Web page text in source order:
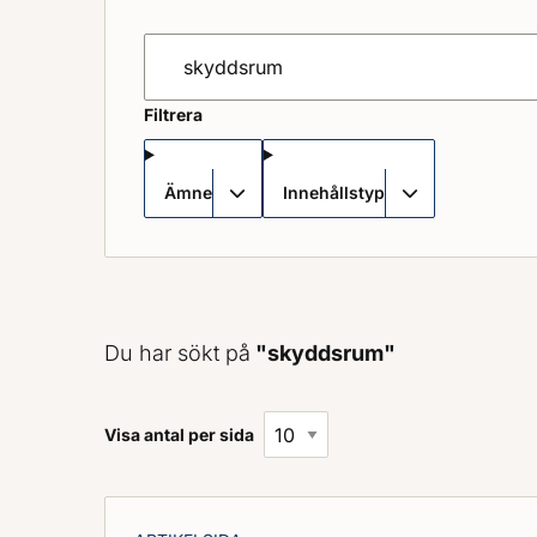
Filtrera
Ämne Innehållstyp
Du har sökt på "skyddsrum"
Visa antal per sida